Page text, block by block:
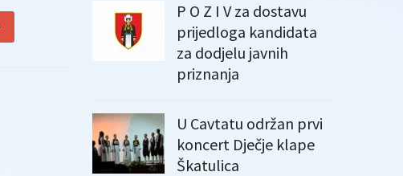
P O Z I V za dostavu
prijedloga kandidata
za dodjelu javnih
priznanja
U Cavtatu održan prvi
koncert Dječje klape
Škatulica